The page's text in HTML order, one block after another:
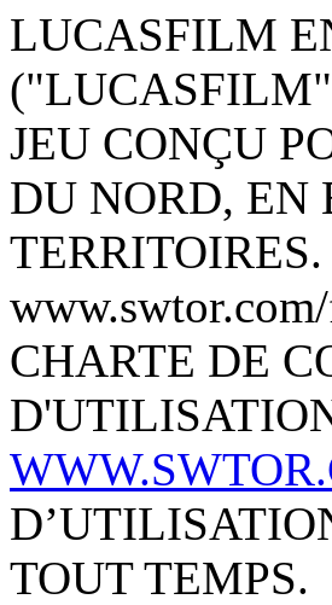
LUCASFILM
JEU CONÇU
DU NORD, EN
CHARTE DE
TOUT TEMPS.